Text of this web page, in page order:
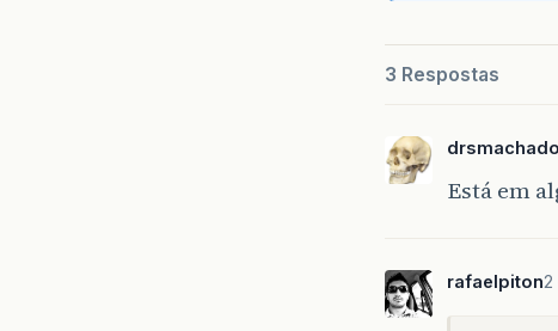
3 Respostas
drsmachado
Está em
rafaelpiton2